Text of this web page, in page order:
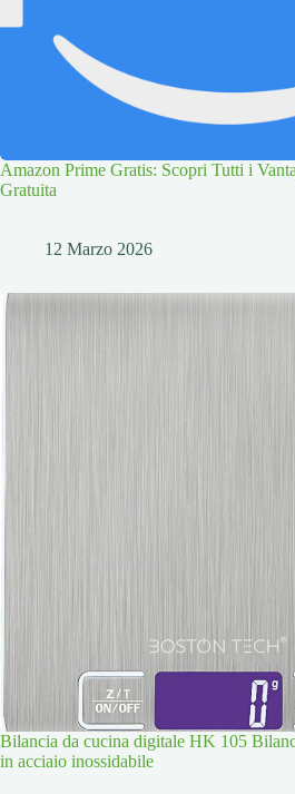
Amazon Prime Gratis: Scopri Tutti i
Gratuita
12 Marzo 2026
Bilancia da cucina digitale HK 105
in acciaio inossidabile